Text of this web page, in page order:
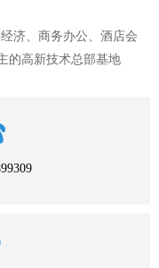
济、商务办公、酒店会
的高新技术总部基地